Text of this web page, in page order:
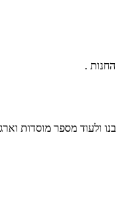
ולעוד מספר מוסדות